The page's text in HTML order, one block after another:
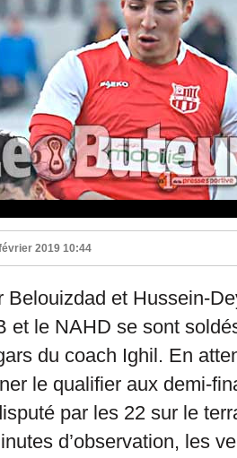
2019 10:44
Belouizdad et Hussein-
et le NAHD se sont
du coach Ighil. En
le qualifier aux demi-
par les 22 sur le
d’observation, les